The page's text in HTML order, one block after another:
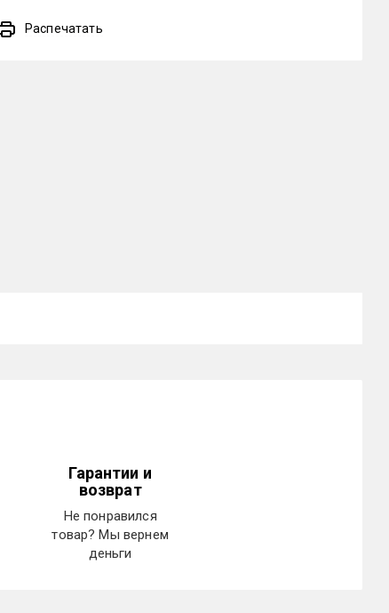
Распечатать
Гарантии и
возврат
Не понравился
товар? Мы вернем
деньги